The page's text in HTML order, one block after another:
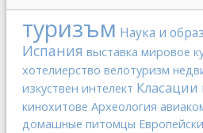
туризъм Наука и
Испания выставка мировое
хотелиерство велотуризм
изкуствен интелект Класации
кинохитове Археология
домашные питомцы